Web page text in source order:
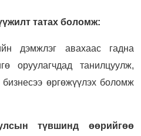
татах боломж:
дэмжлэг авахаас гадна
оруулагчдад танилцуулж,
бизнесээ өргөжүүлэх боломж
түвшинд өөрийгөө